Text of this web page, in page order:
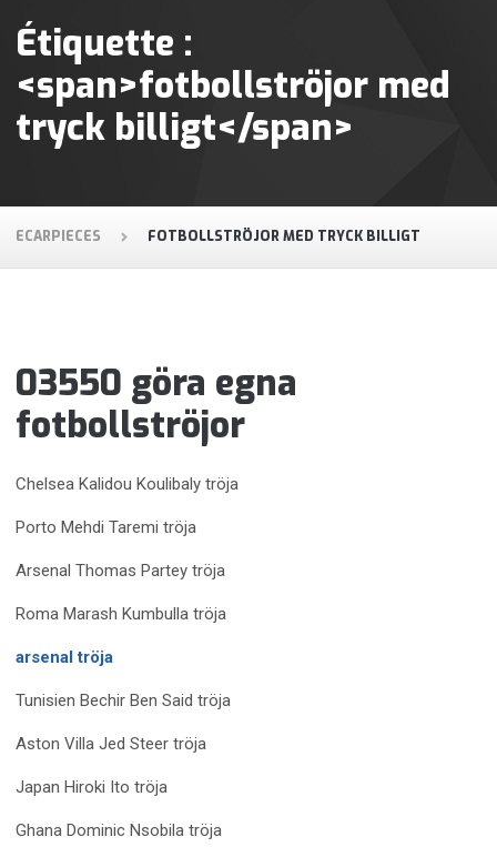
Étiquette :
<span>fotbollströjor med
tryck billigt</span>
ECARPIECES FOTBOLLSTRÖJOR MED TRYCK BILLIGT
03550 göra egna
fotbollströjor
Chelsea Kalidou Koulibaly tröja
Porto Mehdi Taremi tröja
Arsenal Thomas Partey tröja
Roma Marash Kumbulla tröja
arsenal tröja
Tunisien Bechir Ben Said tröja
Aston Villa Jed Steer tröja
Japan Hiroki Ito tröja
Ghana Dominic Nsobila tröja